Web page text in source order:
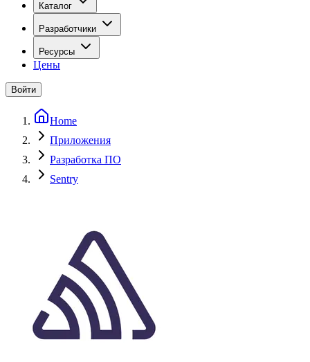
Каталог
Разработчики
Ресурсы
Цены
Войти
Home
Приложения
Разработка ПО
Sentry